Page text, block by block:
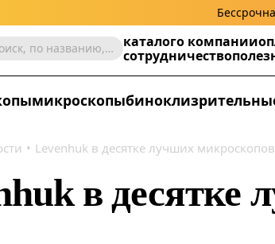
Поиск, по названию, артикулу, категории и др. каталого компании
сотрудничество
микроскопыбинокли
Levenhuk в десятке лучших
в десятке